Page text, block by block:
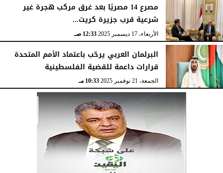
مصرع 14 مصريًا بعد غرق مركب هجرة غير
شرعية قرب جزيرة كريت...
الأربعاء، 17 ديسمبر 2025 12:33 صـ
البرلمان العربي يرحّب باعتماد الأمم المتحدة
قرارات داعمة للقضية الفلسطينية
الجمعة، 21 نوفمبر 2025 10:33 مـ